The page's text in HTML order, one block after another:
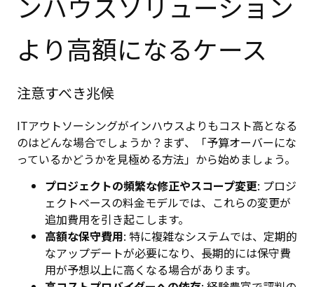
より高額になるケース
注意すべき兆候
ITアウトソーシングがインハウスよりもコスト高となる
のはどんな場合でしょうか？まず、「予算オーバーにな
っているかどうかを見極める方法」から始めましょう。
プロジェクトの頻繁な修正やスコープ変更: プロジ
ェクトベースの料金モデルでは、これらの変更が
追加費用を引き起こします。
高額な保守費用: 特に複雑なシステムでは、定期的
なアップデートが必要になり、長期的には保守費
用が予想以上に高くなる場合があります。